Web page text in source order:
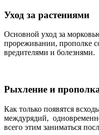
Уход за растениями
Основной уход за
прореживании, прополке
вредителями и болезнями.
Рыхление и
Как только появятся
междурядий,
всего этим заниматься